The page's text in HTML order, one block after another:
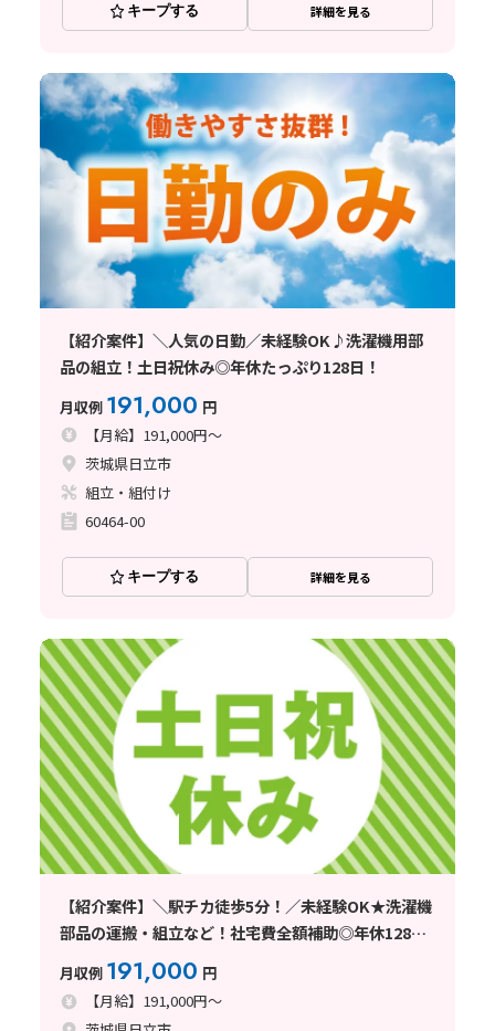
キープする 詳細を見る
【紹介案件】＼人気の日勤／未経験OK♪洗濯機用部
品の組立！土日祝休み◎年休たっぷり128日！
月収例 191,000 円
【月給】191,000円～
茨城県日立市
組立・組付け
60464-00
キープする 詳細を見る
【紹介案件】＼駅チカ徒歩5分！／未経験OK★洗濯機
部品の運搬・組立など！社宅費全額補助◎年休128
月収例 191,000 円
【月給】191,000円～